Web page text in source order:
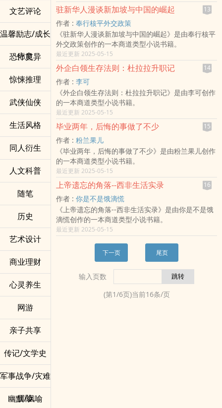
文艺评论
温馨励志/成长
疗愈
恐怖灵异
惊悚推理
武侠仙侠
生活风格
同人衍生
人文科普
随笔
历史
艺术设计
商业理财
心灵养生
网游
亲子共享
传记/文学史
军事战争/灾难
冒险
幽默/讽喻
驻新华人漫谈新加坡与中国的崛起 13
作者 : 奉行核平外交政策
《驻新华人漫谈新加坡与中国的崛起》是由奉行核平
外交政策创作的一本商道类型小说书籍。
最近更新 2025-05-15
外企白领生存法则：杜拉拉升职记 14
作者 : 李可
《外企白领生存法则：杜拉拉升职记》是由李可创作
的一本商道类型小说书籍。
最近更新 2025-05-15
毕业两年，后悔的事做了不少 15
作者 : 粉兰果儿
《毕业两年，后悔的事做了不少》是由粉兰果儿创作
的一本商道类型小说书籍。
最近更新 2025-05-15
上帝遗忘的角落--西非生活实录 16
作者 : 你是不是饿滴慌
《上帝遗忘的角落--西非生活实录》是由你是不是饿
滴慌创作的一本商道类型小说书籍。
最近更新 2025-05-15
下一页 尾页
输入页数
(第1/6页)当前16条/页